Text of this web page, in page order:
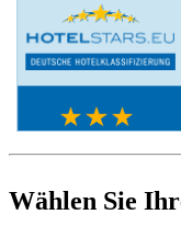
Wählen Sie